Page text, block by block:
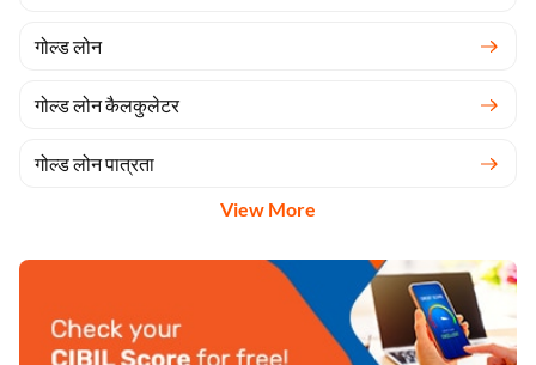
गोल्ड लोन
गोल्ड लोन कैलकुलेटर
गोल्ड लोन पात्रता
View More